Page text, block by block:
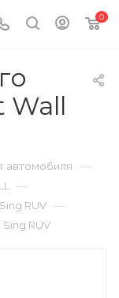
0
Wall
автомобиля —
—
RUV —
RUV